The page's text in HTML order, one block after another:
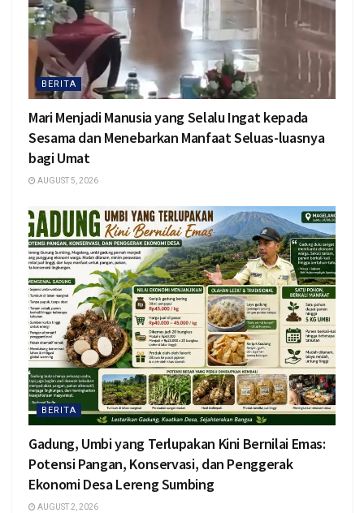
BERITA
Mari Menjadi Manusia yang Selalu Ingat kepada
Sesama dan Menebarkan Manfaat Seluas-luasnya
bagi Umat
AUGUST 5, 2026
BERITA
Gadung, Umbi yang Terlupakan Kini Bernilai Emas:
Potensi Pangan, Konservasi, dan Penggerak
Ekonomi Desa Lereng Sumbing
AUGUST 2, 2026